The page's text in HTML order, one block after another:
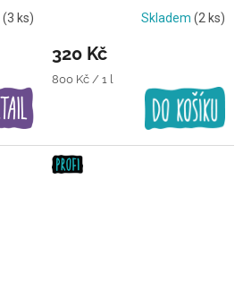
(3 ks) Skladem (2 ks)
320 Kč
Měrná
800 Kč / 1 l